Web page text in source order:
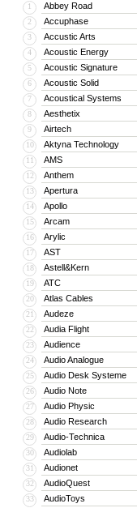
1 Abbey Road
2 Accuphase
3 Accustic Arts
4 Acoustic Energy
5 Acoustic Signature
6 Acoustic Solid
7 Acoustical Systems
8 Aesthetix
9 Airtech
10 Aktyna Technology
11 AMS
12 Anthem
13 Apertura
14 Apollo
15 Arcam
16 Arylic
17 AST
18 Astell&Kern
19 ATC
20 Atlas Cables
21 Audeze
22 Audia Flight
23 Audience
24 Audio Analogue
25 Audio Desk Systeme
26 Audio Note
27 Audio Physic
28 Audio Research
29 Audio-Technica
30 Audiolab
31 Audionet
32 AudioQuest
33 AudioToys